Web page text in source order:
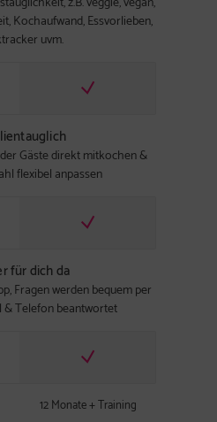
Kochaufwand, Essvorlieben,
uvm.
Gäste direkt mitkochen &
flexibel anpassen
für dich da
Fragen werden bequem per
& Telefon beantwortet
12 Monate + Training